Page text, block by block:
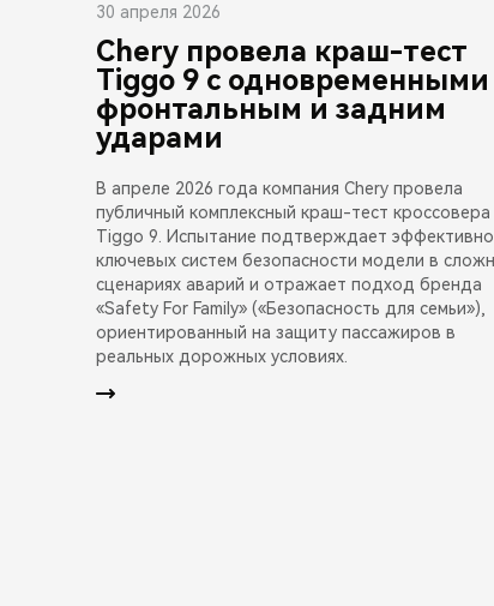
30 апреля 2026
Chery провела краш-тест
Tiggo 9 с одновременными
фронтальным и задним
ударами
В апреле 2026 года компания Chery провела
публичный комплексный краш-тест кроссовера
Tiggo 9. Испытание подтверждает
ключевых систем безопасности модели в
сценариях аварий и отражает подход бренда
«Safety For Family» («Безопасность для семьи»),
ориентированный на защиту пассажиров в
реальных дорожных условиях.